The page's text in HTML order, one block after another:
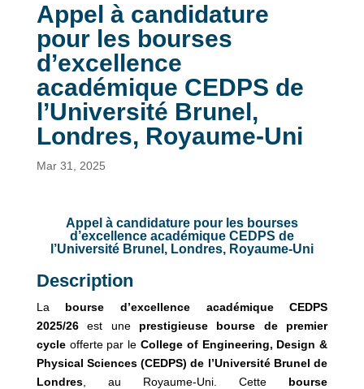
Appel à candidature
pour les bourses
d’excellence
académique CEDPS de
l’Université Brunel,
Londres, Royaume-Uni
Mar 31, 2025
Appel à candidature pour les bourses
d’excellence académique CEDPS de
l’Université Brunel, Londres, Royaume-Uni
Description
La bourse d’excellence académique CEDPS
2025/26est une prestigieuse bourse de premier
cycleofferte par le College of Engineering, Design &
Physical Sciences (CEDPS) de l’Université Brunel de
Londres, au Royaume-Uni. Cette bourse